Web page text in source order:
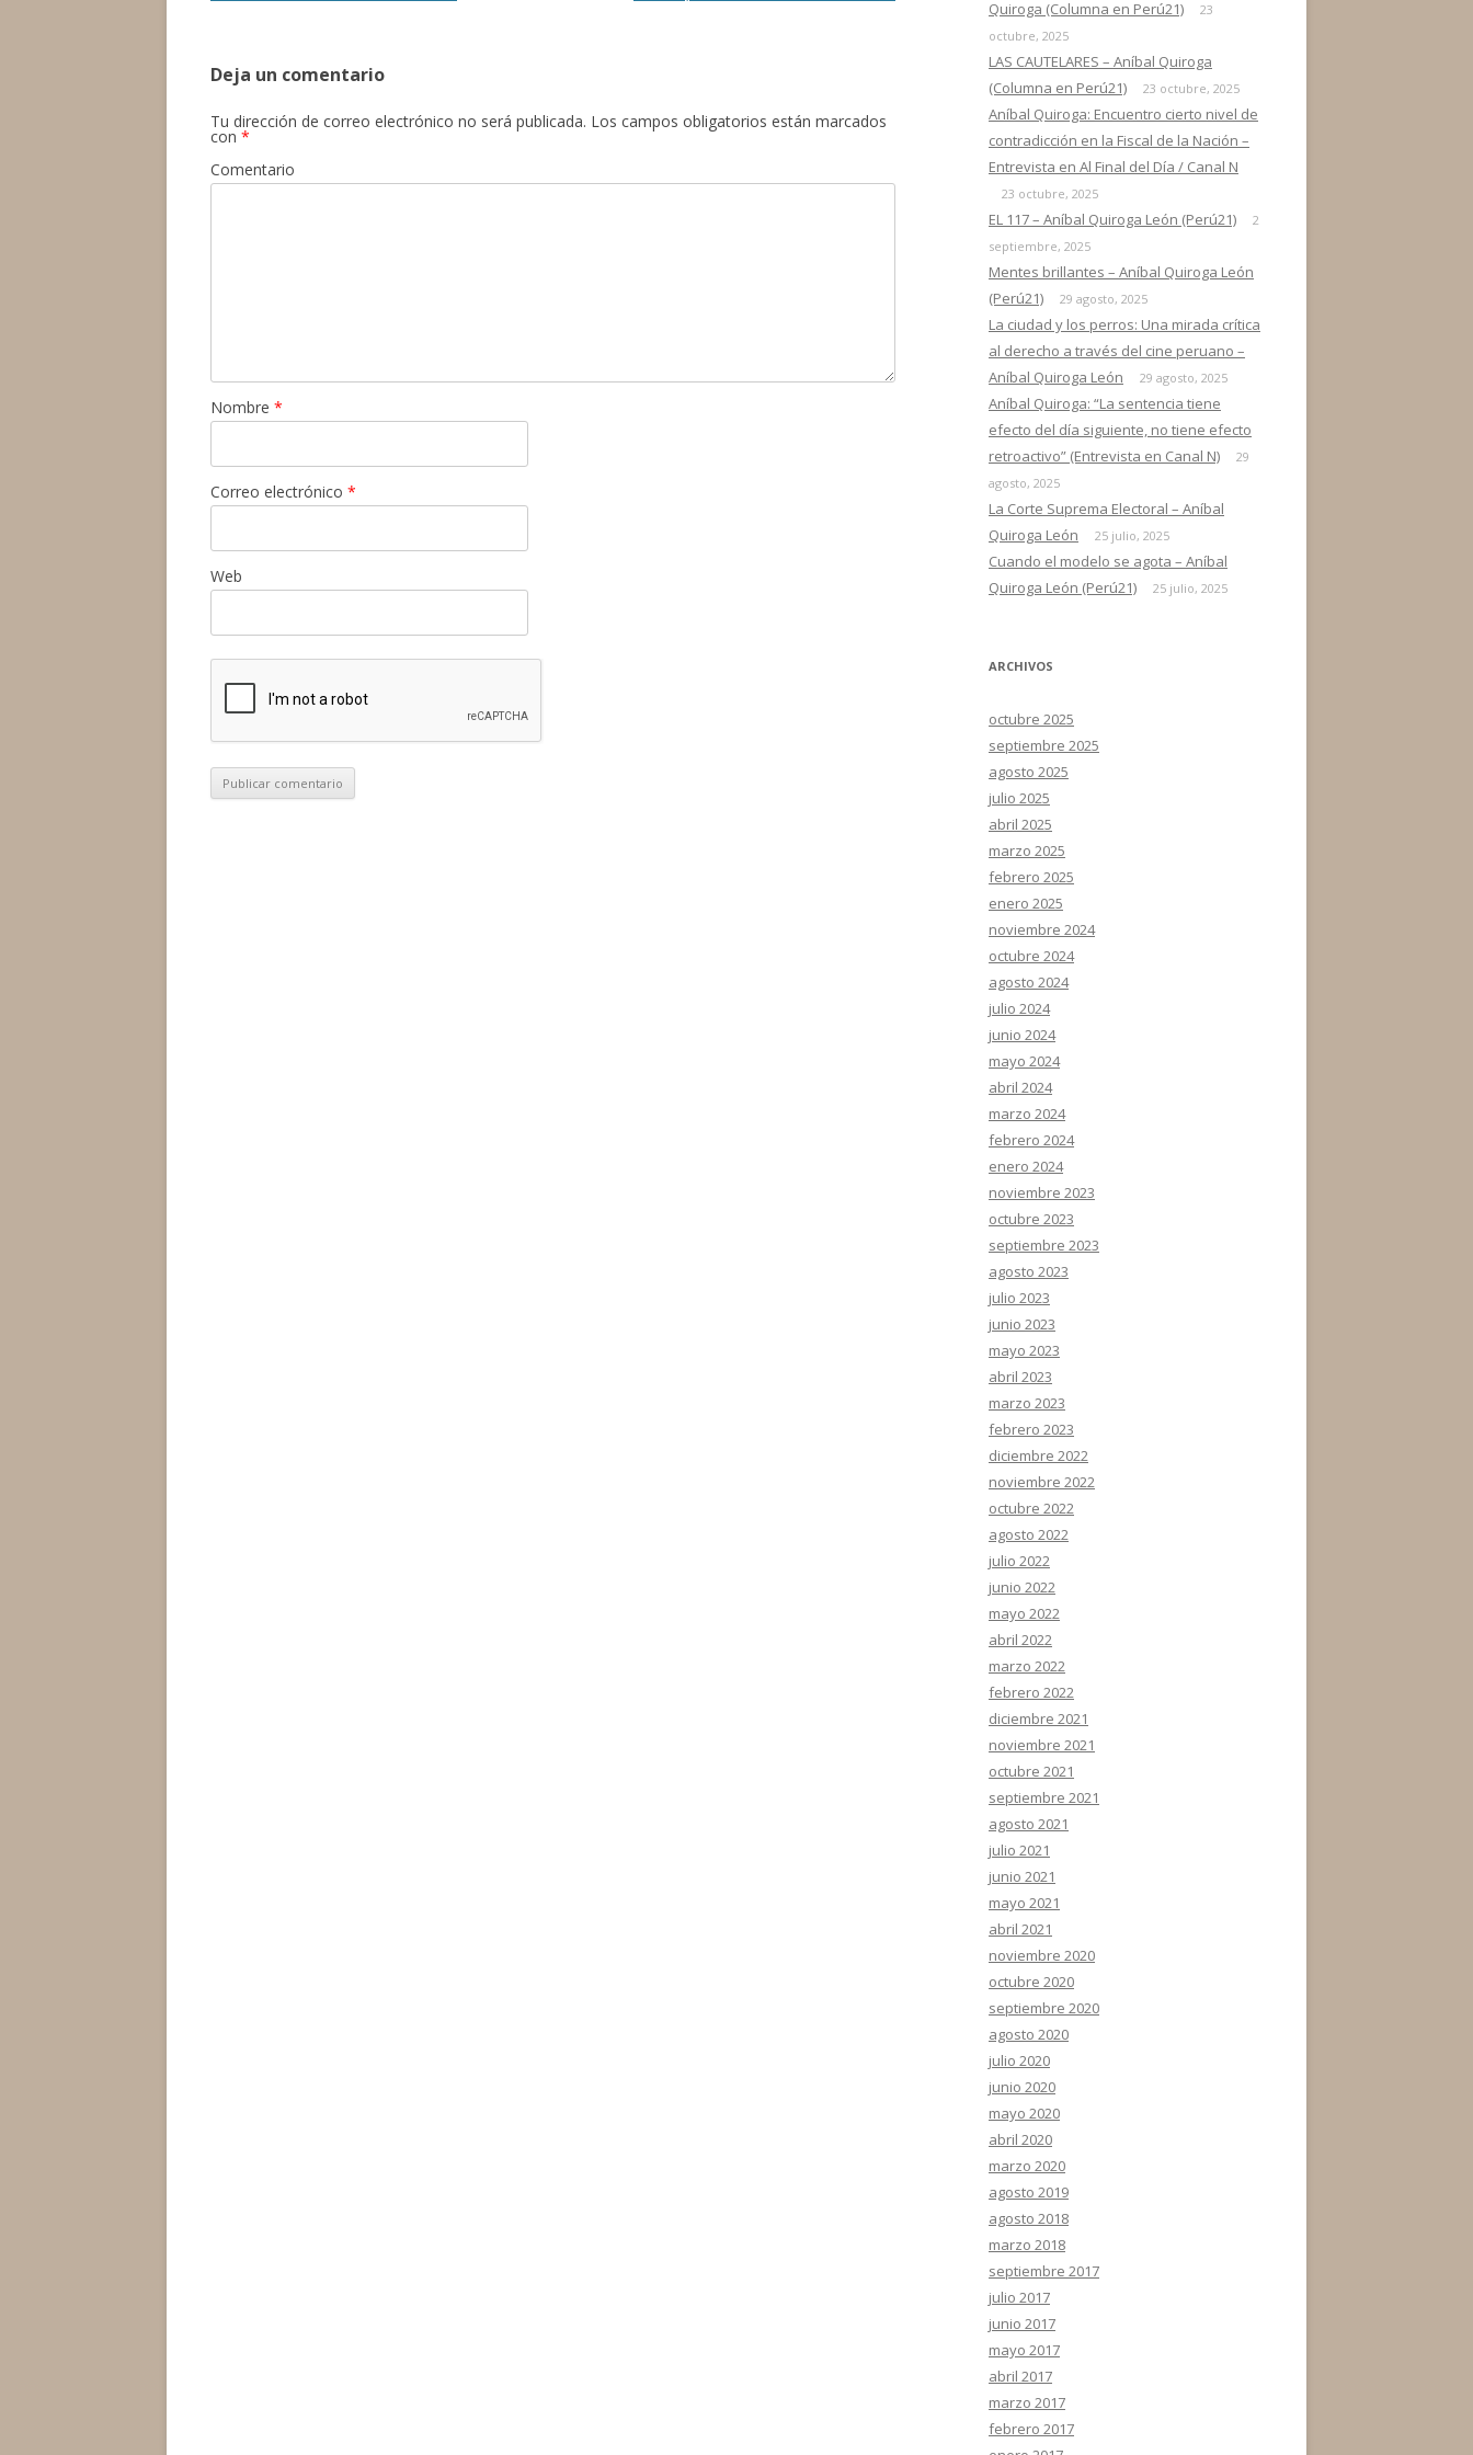
Deja un comentario
Tu dirección de correo electrónico no será publicada. Los campos obligatorios están marcados
con *
Comentario
Nombre *
Correo electrónico *
Web
Quiroga (Columna en Perú21)
23
octubre, 2025
LAS CAUTELARES – Aníbal Quiroga
(Columna en Perú21)
23 octubre, 2025
Aníbal Quiroga: Encuentro cierto nivel de
contradicción en la Fiscal de la Nación –
Entrevista en Al Final del Día / Canal N
23 octubre, 2025
EL 117 – Aníbal Quiroga León (Perú21)
2
septiembre, 2025
Mentes brillantes – Aníbal Quiroga León
(Perú21)
29 agosto, 2025
La ciudad y los perros: Una mirada crítica
al derecho a través del cine peruano –
Aníbal Quiroga León
29 agosto, 2025
Aníbal Quiroga: “La sentencia tiene
efecto del día siguiente, no tiene efecto
retroactivo” (Entrevista en Canal N)
29
agosto, 2025
La Corte Suprema Electoral – Aníbal
Quiroga León
25 julio, 2025
Cuando el modelo se agota – Aníbal
Quiroga León (Perú21)
25 julio, 2025
ARCHIVOS
octubre 2025
septiembre 2025
agosto 2025
julio 2025
abril 2025
marzo 2025
febrero 2025
enero 2025
noviembre 2024
octubre 2024
agosto 2024
julio 2024
junio 2024
mayo 2024
abril 2024
marzo 2024
febrero 2024
enero 2024
noviembre 2023
octubre 2023
septiembre 2023
agosto 2023
julio 2023
junio 2023
mayo 2023
abril 2023
marzo 2023
febrero 2023
diciembre 2022
noviembre 2022
octubre 2022
agosto 2022
julio 2022
junio 2022
mayo 2022
abril 2022
marzo 2022
febrero 2022
diciembre 2021
noviembre 2021
octubre 2021
septiembre 2021
agosto 2021
julio 2021
junio 2021
mayo 2021
abril 2021
noviembre 2020
octubre 2020
septiembre 2020
agosto 2020
julio 2020
junio 2020
mayo 2020
abril 2020
marzo 2020
agosto 2019
agosto 2018
marzo 2018
septiembre 2017
julio 2017
junio 2017
mayo 2017
abril 2017
marzo 2017
febrero 2017